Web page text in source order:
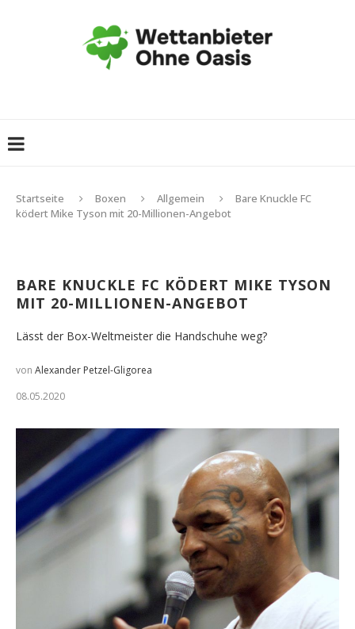
Startseite Boxen Allgemein
Bare Knuckle FC
ködert Mike Tyson mit 20-Millionen-Angebot
BARE KNUCKLE FC KÖDERT MIKE TYSON
MIT 20-MILLIONEN-ANGEBOT
Lässt der Box-Weltmeister die Handschuhe weg?
von Alexander Petzel-Gligorea
08.05.2020